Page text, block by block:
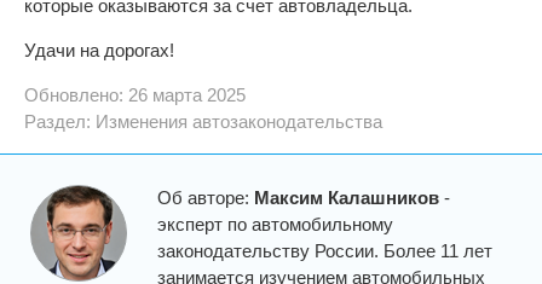
которые оказываются за счет автовладельца.
Удачи на дорогах!
Обновлено: 26 марта 2025
Раздел: Изменения автозаконодательства
Об авторе: Максим Калашников -
эксперт по автомобильному
законодательству России. Более 11 лет
занимается изучением автомобильных